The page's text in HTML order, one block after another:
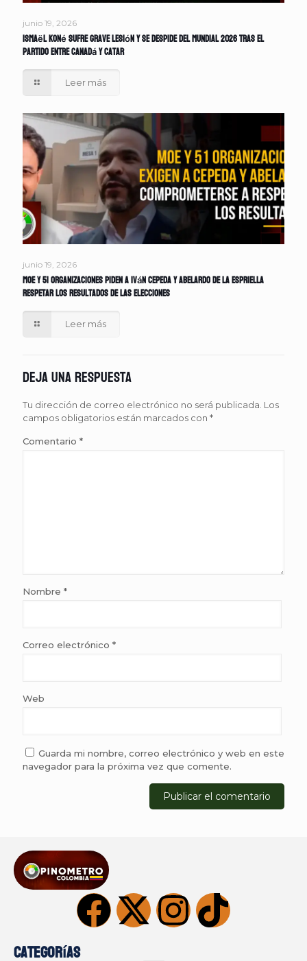
junio 19, 2026
Ismaël Koné sufre grave lesión y se despide del Mundial 2026 tras el
partido entre Canadá y Catar
Leer más
junio 19, 2026
MOE y 51 organizaciones piden a Iván Cepeda y Abelardo de la Espriella
respetar los resultados de las elecciones
Leer más
Deja una respuesta
Tu dirección de correo electrónico no será publicada. Los
campos obligatorios están marcados con *
Comentario *
Nombre *
Correo electrónico *
Web
Guarda mi nombre, correo electrónico y web en este
navegador para la próxima vez que comente.
Categorías